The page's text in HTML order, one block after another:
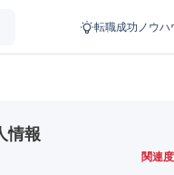
転職成功ノウハ
情報
関連